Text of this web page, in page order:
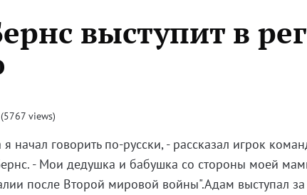
выступит в
views)
я начал говорить по-русски, - рассказал игрок
- Мои дедушка и бабушка со стороны моей
после Второй мировой войны".Адам выступал за